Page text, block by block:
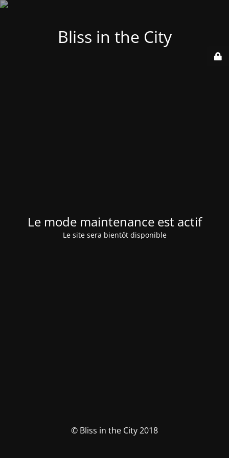
Bliss in the City
Le mode maintenance est actif
Le site sera bientôt disponible
© Bliss in the City 2018